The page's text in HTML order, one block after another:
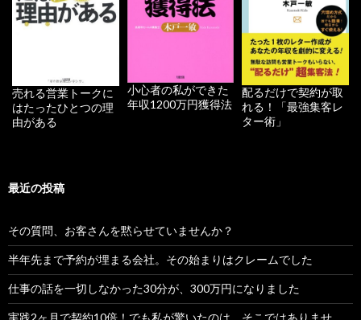
売れる営業トークに
はたったひとつの理
由がある
小心者の私ができた
年収1200万円獲得法
配るだけで契約が取
れる！「最強集客レ
ター術」
最近の投稿
その質問、お客さんを黙らせていませんか？
半年先まで予約が埋まる会社。その始まりはクレームでした
仕事の話を一切しなかった30分が、300万円になりました
実践2ヶ月で契約10倍！でも私が驚いたのは、そこではありませ